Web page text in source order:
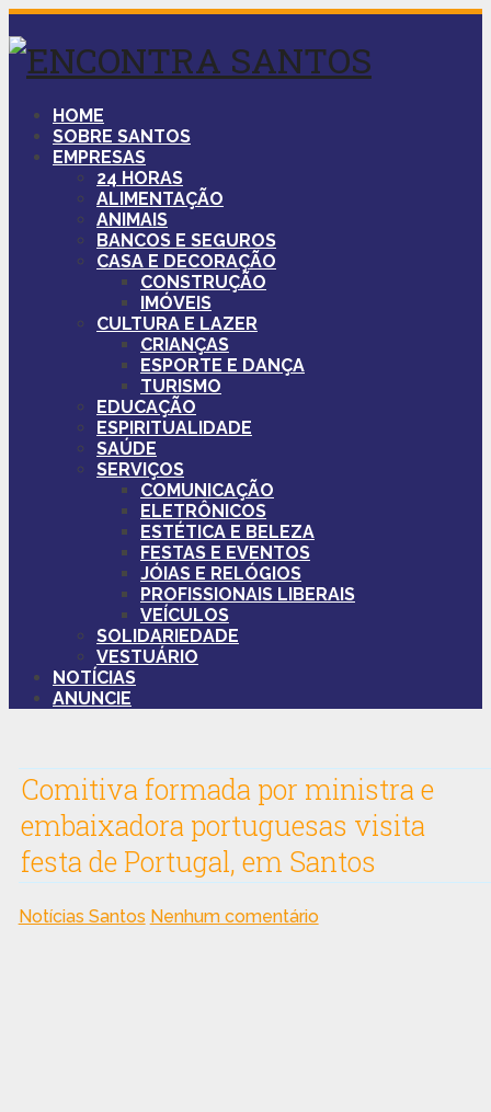
HOME
SOBRE SANTOS
EMPRESAS
24 HORAS
ALIMENTAÇÃO
ANIMAIS
BANCOS E SEGUROS
CASA E DECORAÇÃO
CONSTRUÇÃO
IMÓVEIS
CULTURA E LAZER
CRIANÇAS
ESPORTE E DANÇA
TURISMO
EDUCAÇÃO
ESPIRITUALIDADE
SAÚDE
SERVIÇOS
COMUNICAÇÃO
ELETRÔNICOS
ESTÉTICA E BELEZA
FESTAS E EVENTOS
JÓIAS E RELÓGIOS
PROFISSIONAIS LIBERAIS
VEÍCULOS
SOLIDARIEDADE
VESTUÁRIO
NOTÍCIAS
ANUNCIE
Comitiva formada por ministra e
embaixadora portuguesas visita
festa de Portugal, em Santos
Notícias Santos Nenhum comentário